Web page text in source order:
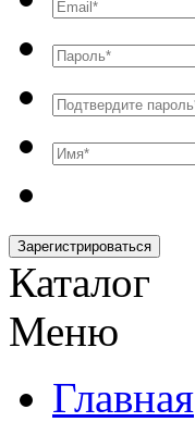
Зарегистрироваться
Каталог
Меню
Главная